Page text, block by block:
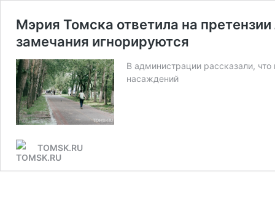
Мэрия Томска ответила на
замечания игнорируются
В администрации рассказали,
насаждений
TOMSK.RU